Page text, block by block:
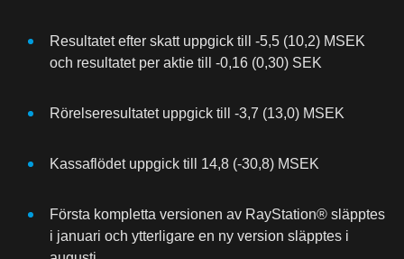
Resultatet efter skatt uppgick till -5,5 (10,2) MSEK
och resultatet per aktie till -0,16 (0,30) SEK
Rörelseresultatet uppgick till -3,7 (13,0) MSEK
Kassaflödet uppgick till 14,8 (-30,8) MSEK
Första kompletta versionen av RayStation® släpptes
i januari och ytterligare en ny version släpptes i